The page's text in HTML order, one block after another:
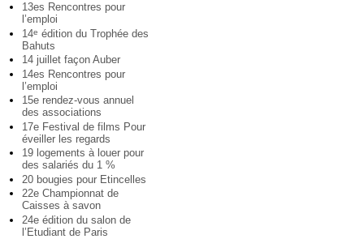
13es Rencontres pour
l’emploi
14e édition du Trophée des
Bahuts
14 juillet façon Auber
14es Rencontres pour
l’emploi
15e rendez-vous annuel
des associations
17e Festival de films Pour
éveiller les regards
19 logements à louer pour
des salariés du 1 %
20 bougies pour Etincelles
22e Championnat de
Caisses à savon
24e édition du salon de
l’Etudiant de Paris